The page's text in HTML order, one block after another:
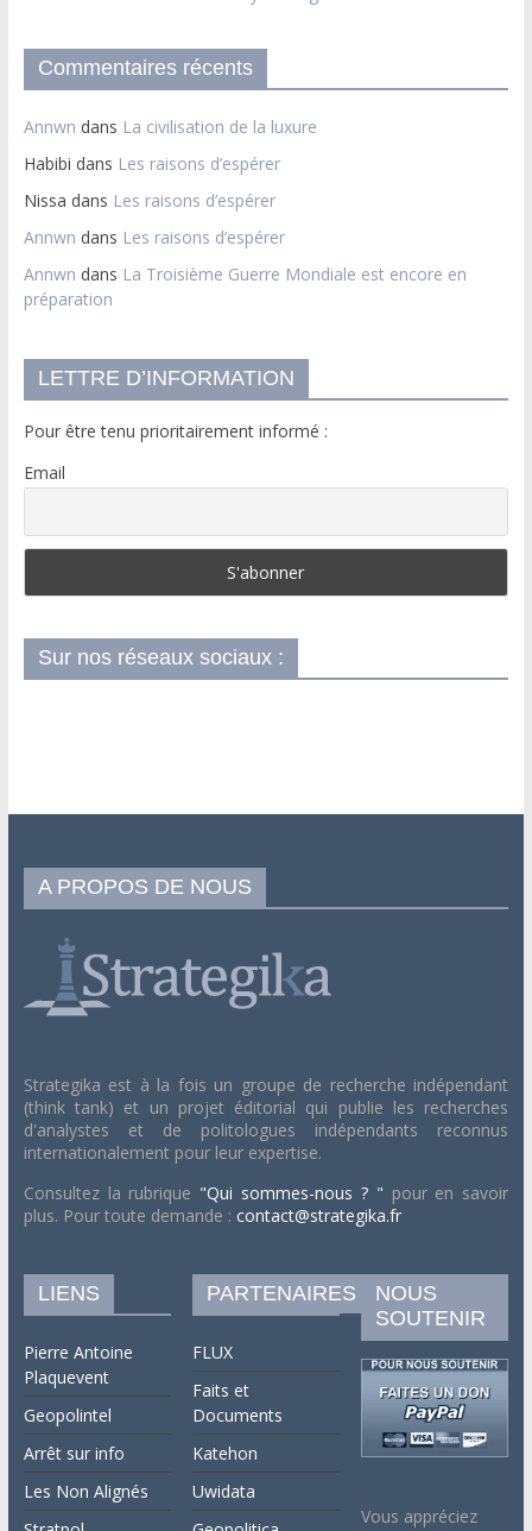
Commentaires récents
Annwn dans La civilisation de la luxure
Habibi dans Les raisons d’espérer
Nissa dans Les raisons d’espérer
Annwn dans Les raisons d’espérer
Annwn dans La Troisième Guerre Mondiale est encore en
préparation
LETTRE D’INFORMATION
Pour être tenu prioritairement informé :
Email
Sur nos réseaux sociaux :
A PROPOS DE NOUS
Strategika est à la fois un groupe de recherche indépendant
(think tank) et un projet éditorial qui publie les recherches
d'analystes et de politologues indépendants reconnus
internationalement pour leur expertise.
Consultez la rubrique "Qui sommes-nous ? " pour en savoir
plus. Pour toute demande : contact@strategika.fr
LIENS
Pierre Antoine
Plaquevent
Geopolintel
Arrêt sur info
Les Non Alignés
PARTENAIRES
FLUX
Faits et
Documents
Katehon
Uwidata
NOUS
SOUTENIR
Vous appréciez